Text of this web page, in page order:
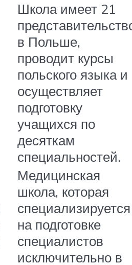
Школа имеет 21
в Польше,
проводит курсы
польского языка и
осуществляет
подготовку
учащихся по
десяткам
специальностей.
Медицинская
школа, которая
специализируется
на подготовке
специалистов
исключительно в